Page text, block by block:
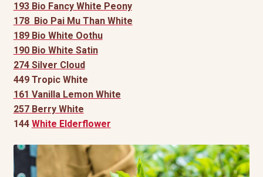
193 Bio Fancy White Peony
178 Bio Pai Mu Than White
189 Bio White Oothu
190 Bio White Satin
274 Silver Cloud
449 Tropic White
161 Vanilla Lemon White
257 Berry White
144 White Elderflower